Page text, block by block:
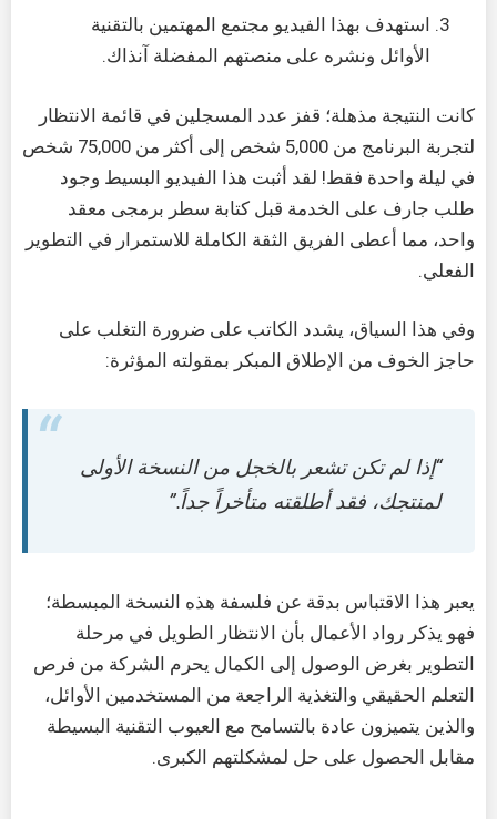
استهدف بهذا الفيديو مجتمع المهتمين بالتقنية
الأوائل ونشره على منصتهم المفضلة آنذاك.
كانت النتيجة مذهلة؛ قفز عدد المسجلين في قائمة الانتظار
لتجربة البرنامج من 5,000 شخص إلى أكثر من 75,000 شخص
في ليلة واحدة فقط! لقد أثبت هذا الفيديو البسيط وجود
طلب جارف على الخدمة قبل كتابة سطر برمجى معقد
واحد، مما أعطى الفريق الثقة الكاملة للاستمرار في التطوير
الفعلي.
وفي هذا السياق، يشدد الكاتب على ضرورة التغلب على
حاجز الخوف من الإطلاق المبكر بمقولته المؤثرة:
“إذا لم تكن تشعر بالخجل من النسخة الأولى
لمنتجك، فقد أطلقته متأخراً جداً.”
يعبر هذا الاقتباس بدقة عن فلسفة هذه النسخة المبسطة؛
فهو يذكر رواد الأعمال بأن الانتظار الطويل في مرحلة
التطوير بغرض الوصول إلى الكمال يحرم الشركة من فرص
التعلم الحقيقي والتغذية الراجعة من المستخدمين الأوائل،
والذين يتميزون عادة بالتسامح مع العيوب التقنية البسيطة
مقابل الحصول على حل لمشكلتهم الكبرى.